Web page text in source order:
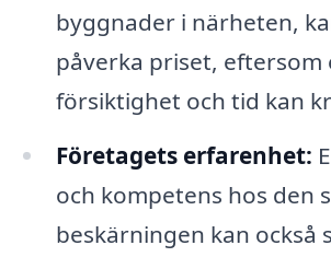
byggnader i närheten,
påverka priset, eftersom
försiktighet och tid kan
Företagets erfarenhet:
och kompetens hos den
beskärningen kan också